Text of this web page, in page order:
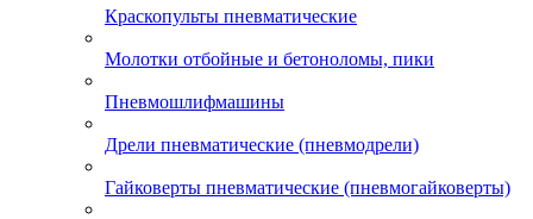
Краскопульты пневматические
Молотки отбойные и бетоноломы, пики
Пневмошлифмашины
Дрели пневматические (пневмодрели)
Гайковерты пневматические (пневмогайковерты)